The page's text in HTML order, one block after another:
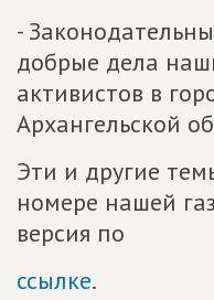
-
добрые дела
активистов в
Архангельской
Эти и другие
номере нашей
версия по
ссылке.